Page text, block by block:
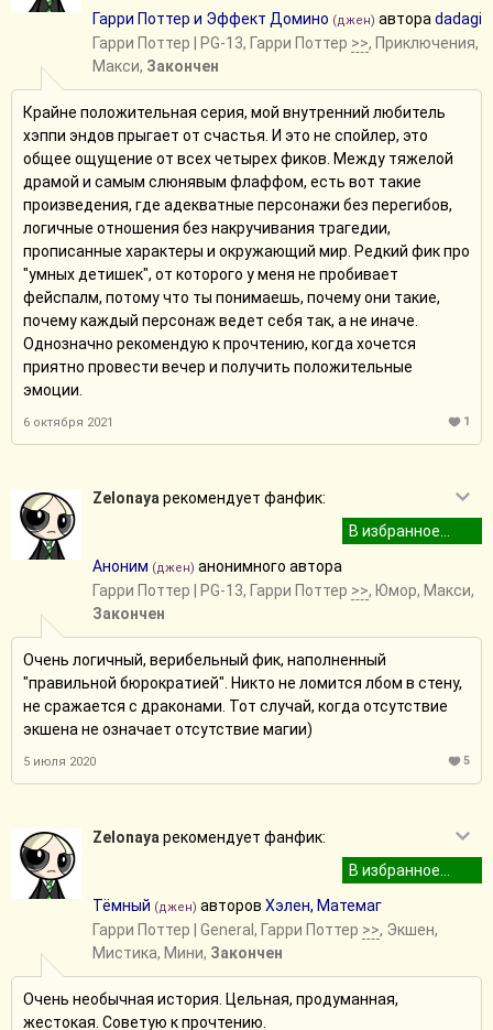
Гарри Поттер и Эффект Домино (джен) автора dadagi
Гарри Поттер | PG-13, Гарри Поттер >>, Приключения,
Макси, Закончен
Крайне положительная серия, мой внутренний любитель
хэппи эндов прыгает от счастья. И это не спойлер, это
общее ощущение от всех четырех фиков. Между тяжелой
драмой и самым слюнявым флаффом, есть вот такие
произведения, где адекватные персонажи без перегибов,
логичные отношения без накручивания трагедии,
прописанные характеры и окружающий мир. Редкий фик про
"умных детишек", от которого у меня не пробивает
фейспалм, потому что ты понимаешь, почему они такие,
почему каждый персонаж ведет себя так, а не иначе.
Однозначно рекомендую к прочтению, когда хочется
приятно провести вечер и получить положительные
эмоции.
6 октября 2021 1
Zelonaya рекомендует фанфик:
Аноним (джен) анонимного автора
Гарри Поттер | PG-13, Гарри Поттер >>, Юмор, Макси,
Закончен
Очень логичный, верибельный фик, наполненный
"правильной бюрократией". Никто не ломится лбом в стену,
не сражается с драконами. Тот случай, когда отсутствие
экшена не означает отсутствие магии)
5 июля 2020 5
Zelonaya рекомендует фанфик:
Тёмный (джен) авторов Хэлен, Матемаг
Гарри Поттер | General, Гарри Поттер >>, Экшен,
Мистика, Мини, Закончен
Очень необычная история. Цельная, продуманная,
жестокая. Советую к прочтению.